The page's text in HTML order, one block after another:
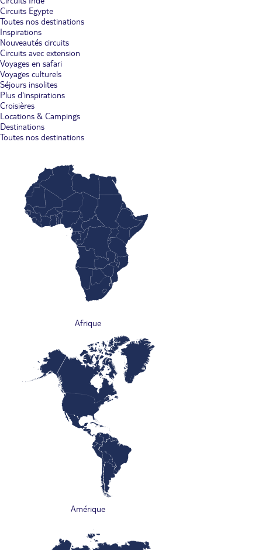
Circuits Egypte
Toutes nos destinations
Inspirations
Nouveautés circuits
Circuits avec extension
Voyages en safari
Voyages culturels
Séjours insolites
Plus d'inspirations
Croisières
Locations & Campings
Destinations
Toutes nos destinations
Afrique
Amérique